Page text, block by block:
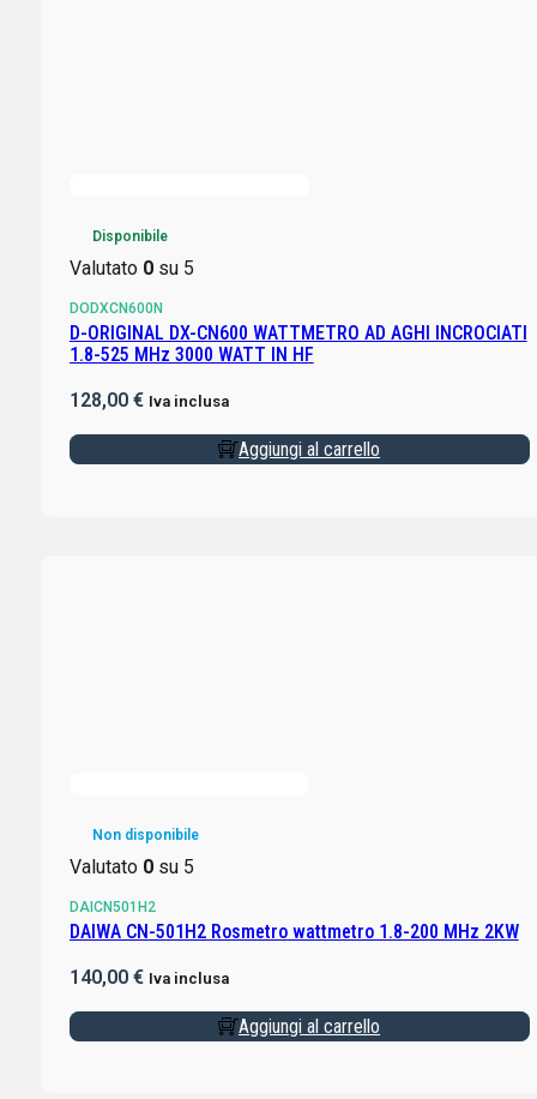
Disponibile
Valutato 0su 5
DODXCN600N
D-ORIGINAL DX-CN600 WATTMETRO AD AGHI INCROCIATI
1.8-525 MHz 3000 WATT IN HF
128,00 € Iva inclusa
Aggiungi al carrello
Non disponibile
Valutato 0su 5
DAICN501H2
DAIWA CN-501H2 Rosmetro wattmetro 1.8-200 MHz 2KW
140,00 € Iva inclusa
Aggiungi al carrello